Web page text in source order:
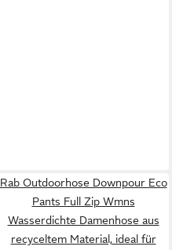
Rab Outdoorhose Downpour Eco
Pants Full Zip Wmns
Wasserdichte Damenhose aus
recyceltem Material, ideal für